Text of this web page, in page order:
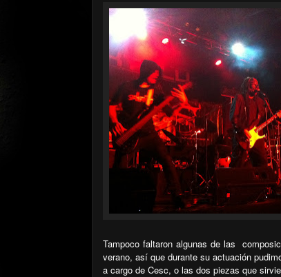
Tampoco faltaron algunas de las
verano, así que durante su actuación
a cargo de Cesc, o las dos piezas que